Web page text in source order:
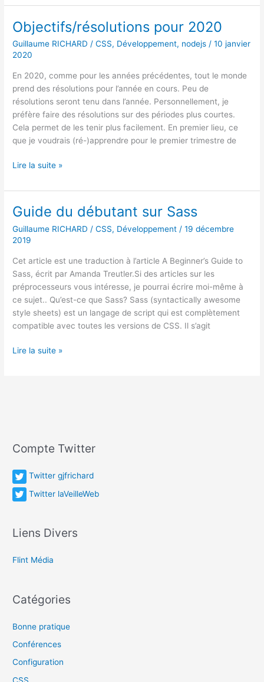
minimaliste
Objectifs/résolutions pour 2020
Guillaume RICHARD/CSS, Développement, nodejs /10 janvier
2020
En 2020, comme pour les années précédentes, tout le monde
prend des résolutions pour l’année en cours. Peu de
résolutions seront tenu dans l’année. Personnellement, je
préfère faire des résolutions sur des périodes plus courtes.
Cela permet de les tenir plus facilement. En premier lieu, ce
que je voudrais (ré-)apprendre pour le premier trimestre de
Objectifs/résolutions
2020
Lire la suite »
Guide du débutant sur Sass
Guillaume RICHARD /CSS, Développement /19 décembre
2019
Cet article est une traduction à l’article A Beginner’s Guide to
Sass, écrit par Amanda Treutler.Si des articles sur les
préprocesseurs vous intéresse, je pourrai écrire moi-même à
ce sujet.. Qu’est-ce que Sass? Sass (syntactically awesome
style sheets) est un langage de script qui est complètement
compatible avec toutes les versions de CSS. Il s’agit
Guide
Lire la suite »
Compte Twitter
Twitter gjfrichard
Twitter laVeilleWeb
Liens Divers
Flint Média
Catégories
Bonne pratique
Conférences
Configuration